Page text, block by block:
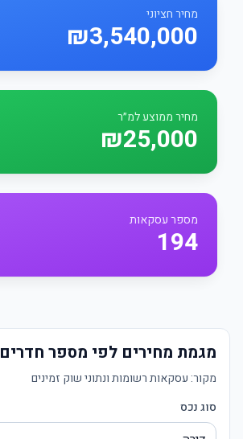
מחיר חציוני
₪3,540,000
מחיר ממוצע למ״ר
₪25,000
מספר עסקאות
194
מגמת מחירים לפי מספר חדרים
מקור: עסקאות רשומות ונתוני שוק זמינים
סוג נכס